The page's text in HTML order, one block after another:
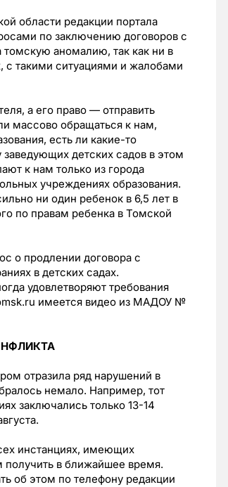
области редакции портала
по заключению договоров с
аномалию, так как ни в
с такими ситуациями и жалобами
а его право — отправить
массово обращаться к нам,
есть ли какие-то
детских садов в этом
к нам только из города
учреждениях образования.
ни один ребенок в 6,5 лет в
по правам ребенка в Томской
о продлении договора с
в детских садах.
удовлетворяют требования
имеется видео из МАДОУ №
отразила ряд нарушений в
немало. Например, тот
заключались только 13-14
инстанциях, имеющих
в ближайшее время.
об этом по телефону редакции